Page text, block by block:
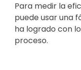
Para medir la
puede usar una
ha logrado con
proceso.